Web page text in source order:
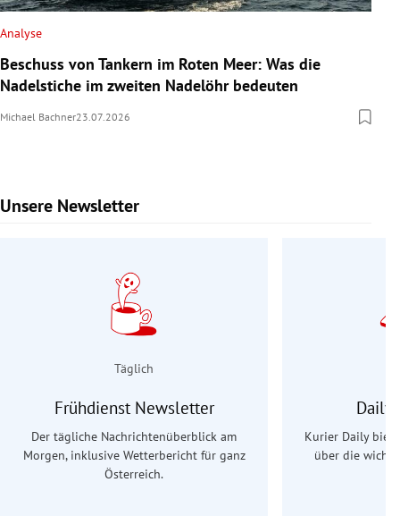
Analyse
Beschuss von Tankern im Roten Meer: Was die
Nadelstiche im zweiten Nadelöhr bedeuten
Michael Bachner23.07.2026
Unsere Newsletter
Slide 1 von 9
Täglich
Frühdienst Newsletter
Der tägliche Nachrichtenüberblick am
Morgen, inklusive Wetterbericht für ganz
Österreich.
Daily
Kurier Daily
über die